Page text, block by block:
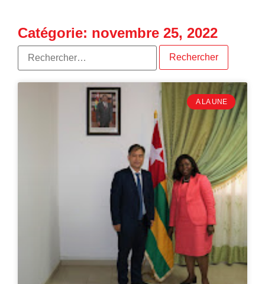
Catégorie: novembre 25, 2022
A LA UNE